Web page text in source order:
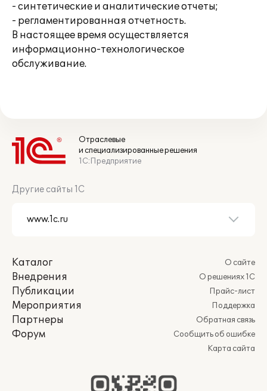
- синтетические и аналитические отчеты;
- регламентированная отчетность.
В настоящее время осуществляется
информационно-технологическое
обслуживание.
Отраслевые
и специализированные решения
1С:Предприятие
Другие сайты 1С
Каталог
Внедрения
Публикации
Мероприятия
Партнеры
Форум
О сайте
О решениях 1С
Прайс-лист
Поддержка
Обратная связь
Сообщить об ошибке
Карта сайта